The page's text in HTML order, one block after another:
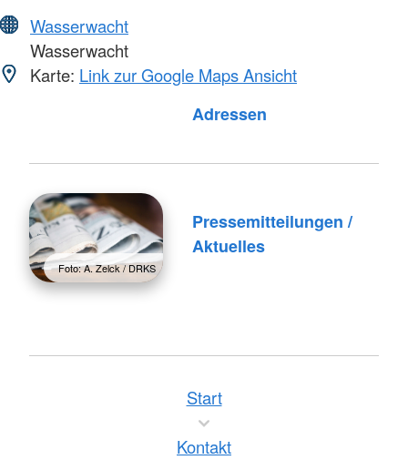
Wasserwacht
Wasserwacht
Karte: Link zur Google Maps Ansicht
Adressen
Foto: A. Zelck / DRKS
Pressemitteilungen /
Aktuelles
Start
Kontakt